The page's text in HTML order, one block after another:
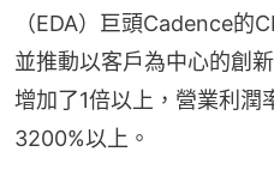
（EDA）巨頭Cadence的
並推動以客戶為中心的創
增加了1倍以上，營業利潤
3200%以上。